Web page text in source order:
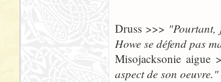
Druss >>> "Pourtant,
Howe se défend pas
Misojacksonie aigue
aspect de son oeuvre."